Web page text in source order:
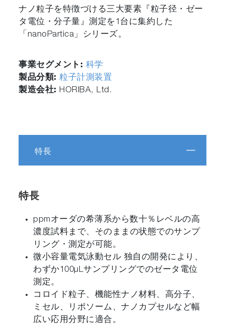
ナノ粒子を特徴づける三大要素『粒子径・ゼー
タ電位・分子量』測定を1台に集約した
「nanoPartica」シリーズ。
事業セグメント: 科学
製品分類:粒子計測装置
製造会社:HORIBA, Ltd.
特長
特長
ppmオーダの希薄系から数十％レベルの高
濃度試料まで、そのままの状態でのサンプ
リング・測定が可能。
微小容量電気泳動セル 独自の開発により、
わずか100μLサンプリングでのゼータ電位
測定。
コロイド粒子、機能性ナノ材料、高分子、
ミセル、リポソーム、ナノカプセルなど幅
広い応用分野に適合。